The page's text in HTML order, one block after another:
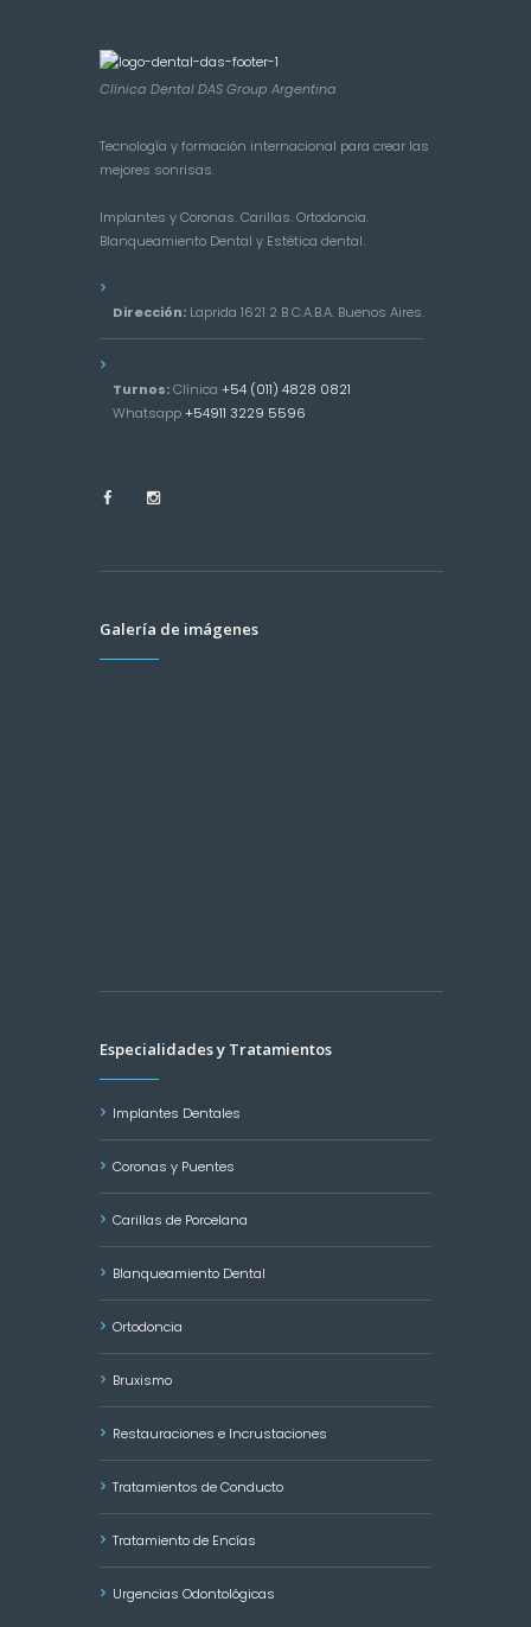
Clínica Dental DAS Group Argentina
Tecnología y formación internacional para crear las
mejores sonrisas.
Implantes y Coronas. Carillas. Ortodoncia.
Blanqueamiento Dental y Estética dental.
Dirección: Laprida 1621 2 B C.A.B.A. Buenos Aires.
Turnos:Clínica+54 (011) 4828 0821
Whatsapp+54911 3229 5596
Galería de imágenes
Especialidades y Tratamientos
Implantes Dentales
Coronas y Puentes
Carillas de Porcelana
Blanqueamiento Dental
Ortodoncia
Bruxismo
Restauraciones e Incrustaciones
Tratamientos de Conducto
Tratamiento de Encías
Urgencias Odontológicas